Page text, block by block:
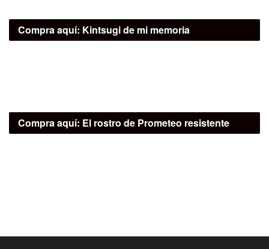
Compra aquí: Kintsugi de mi memoria
Compra aquí: El rostro de Prometeo resistente